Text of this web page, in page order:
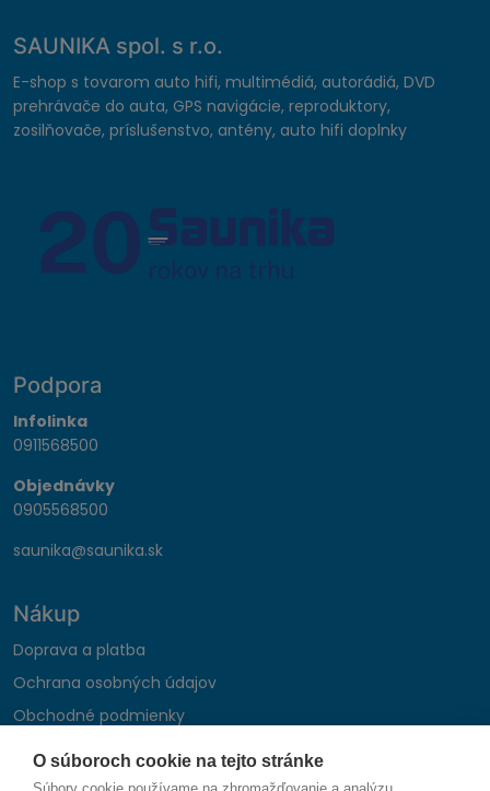
O súboroch cookie na tejto stránke
SAUNIKA spol. s r.o.
E-shop s tovarom auto hifi, multimédiá, autorádiá, DVD
prehrávače do auta, GPS navigácie, reproduktory,
zosilňovače, príslušenstvo, antény, auto hifi doplnky
Podpora
Infolinka
0911568500
Objednávky
0905568500
saunika@saunika.sk
Nákup
Doprava a platba
Ochrana osobných údajov
Obchodné podmienky
Reklamačný poriadok
Montáž autohifi